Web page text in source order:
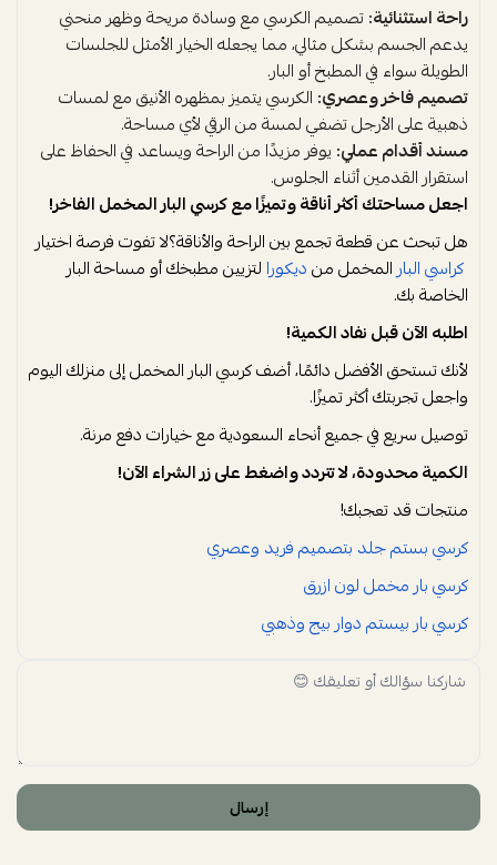
راحة استثنائية:تصميم الكرسي مع وسادة مريحة وظهر منحني
يدعم الجسم بشكل مثالي، مما يجعله الخيار الأمثل للجلسات
الطويلة سواء في المطبخ أو البار.
تصميم فاخر وعصري: الكرسي يتميز بمظهره الأنيق مع لمسات
ذهبية على الأرجل تضفي لمسة من الرقي لأي مساحة.
مسند أقدام عملي: يوفر مزيدًا من الراحة ويساعد في الحفاظ على
استقرار القدمين أثناء الجلوس.
اجعل مساحتك أكثر أناقة وتميزًا مع كرسي البار المخمل الفاخر!
هل تبحث عن قطعة تجمع بين الراحة والأناقة؟لا تفوت فرصة اختيار
كراسي البارالمخمل منديكورا لتزيين مطبخك أو مساحة البار
الخاصة بك.
اطلبه الآن قبل نفاد الكمية!
لأنك تستحق الأفضل دائمًا، أضف كرسي البار المخمل إلى منزلك اليوم
واجعل تجربتك أكثر تميزًا.
توصيل سريع في جميع أنحاء السعودية مع خيارات دفع مرنة.
الكمية محدودة، لا تتردد واضغط على زر الشراء الآن!
منتجات قد تعجبك!
كرسي بستم جلد بتصميم فريد وعصري
كرسي بار مخمل لون ازرق
كرسي بار بيستم دوار بيج وذهبي
إرسال